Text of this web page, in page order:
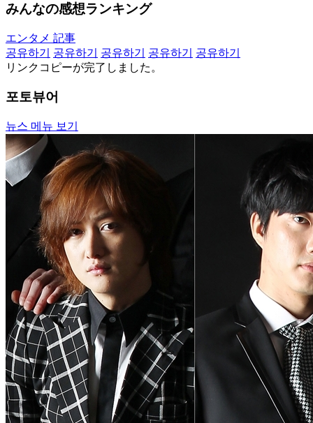
みんなの感想ランキング
エンタメ 記事
공유하기
공유하기 공유하기 공유하기
공유하기
リンクコピーが完了しました。
포토뷰어
뉴스 메뉴 보기